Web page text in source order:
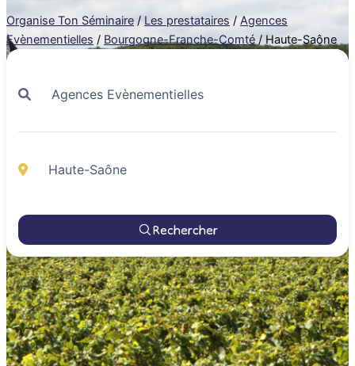
Organise Ton Séminaire / Les prestataires / Agences
Evènementielles / Bourgogne-Franche-Comté / Haute-Saône
Rechercher